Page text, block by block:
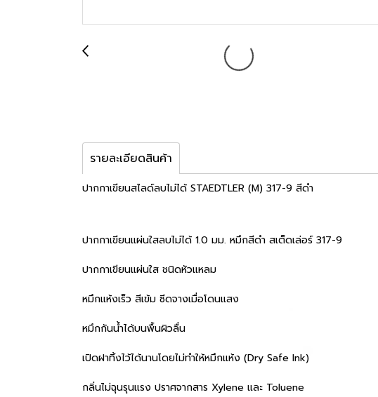
รายละเอียดสินค้า
ปากกาเขียนสไลด์ลบไม่ได้ STAEDTLER (M) 317-9 สีดำ
ปากกาเขียนแผ่นใสลบไม่ได้ 1.0 มม. หมึกสีดำ สเต็ดเล่อร์ 317-9
ปากกาเขียนแผ่นใส ชนิดหัวแหลม
หมึกแห้งเร็ว สีเข้ม ซีดจางเมื่อโดนแสง
หมึกกันน้ำได้บนพื้นผิวลื่น
เปิดฝาทิ้งไว้ได้นานโดยไม่ทำให้หมึกแห้ง (Dry Safe Ink)
กลิ่นไม่ฉุนรุนแรง ปราศจากสาร Xylene และ Toluene